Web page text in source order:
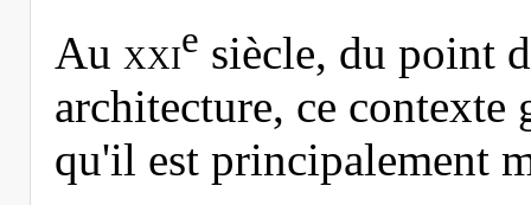
Au xxie siècle, du point
architecture, ce contexte
qu'il est principalement